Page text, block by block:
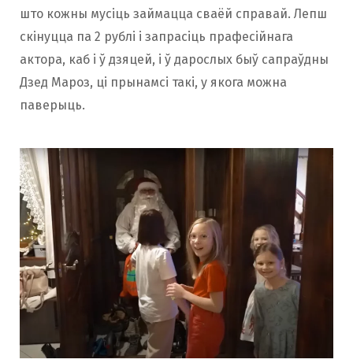
што кожны мусіць займацца сваёй справай. Лепш
скінуцца па 2 рублі і запрасіць прафесійнага
актора, каб і ў дзяцей, і ў дарослых быў сапраўдны
Дзед Мароз, ці прынамсі такі, у якога можна
паверыць.